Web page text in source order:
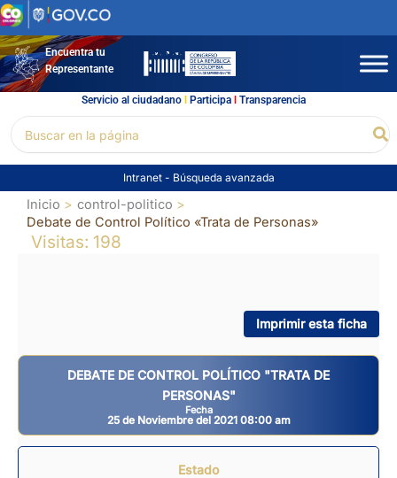
Ir
al
contenidoEncuentra tu
Representante
Servicio al ciudadano l Participal Transparencia
por:
Intranet - Búsqueda avanzada
Inicio
control-politico
Debate de Control Político «Trata de Personas»
Visitas: 198
Imprimir esta ficha
DEBATE DE CONTROL POLÍTICO "TRATA DE
PERSONAS"
Fecha
25 de Noviembre del 2021 08:00 am
Estado